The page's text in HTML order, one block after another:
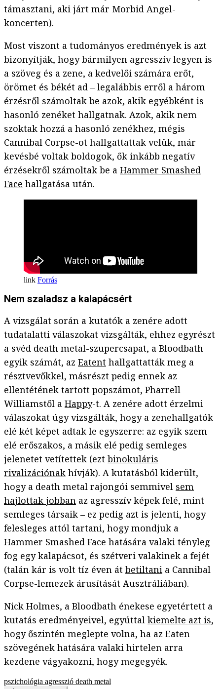
támasztani, aki járt már Morbid Angel-
koncerten).
Most viszont a tudományos eredmények is azt
bizonyítják, hogy bármilyen agresszív legyen is
a szöveg és a zene, a kedvelői számára erőt,
örömet és békét ad – legalábbis erről a három
érzésről számoltak be azok, akik egyébként is
hasonló zenéket hallgatnak. Azok, akik nem
szoktak hozzá a hasonló zenékhez, mégis
Cannibal Corpse-ot hallgattattak velük, már
kevésbé voltak boldogok, ők inkább negatív
érzésekről számoltak be a Hammer Smashed
Face hallgatása után.
Forrás
Nem szaladsz a kalapácsért
A vizsgálat során a kutatók a zenére adott
tudatalatti válaszokat vizsgálták, ehhez egyrészt
a svéd death metal-szupercsapat, a Bloodbath
egyik számát, az Eatent hallgattatták meg a
résztvevőkkel, másrészt pedig ennek az
ellentétének tartott popszámot, Pharrell
Williamstől a Happy-t. A zenére adott érzelmi
válaszokat úgy vizsgálták, hogy a zenehallgatók
elé két képet adtak le egyszerre: az egyik szem
elé erőszakos, a másik elé pedig semleges
jelenetet vetítettek (ezt binokuláris
rivalizációnak hívják). A kutatásból kiderült,
hogy a death metal rajongói semmivel sem
hajlottak jobban az agresszív képek felé, mint
semleges társaik – ez pedig azt is jelenti, hogy
felesleges attól tartani, hogy mondjuk a
Hammer Smashed Face hatására valaki tényleg
fog egy kalapácsot, és szétveri valakinek a fejét
(talán kár is volt tíz éven át betiltani a Cannibal
Corpse-lemezek árusítását Ausztráliában).
Nick Holmes, a Bloodbath énekese egyetértett a
kutatás eredményeivel, egyúttal kiemelte azt is,
hogy őszintén meglepte volna, ha az Eaten
szövegének hatására valaki hirtelen arra
kezdene vágyakozni, hogy megegyék.
pszichológia agresszió death metal